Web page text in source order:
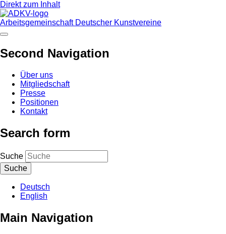
Direkt zum Inhalt
Arbeitsgemeinschaft Deutscher Kunstvereine
Second Navigation
Über uns
Mitgliedschaft
Presse
Positionen
Kontakt
Search form
Suche
Deutsch
English
Main Navigation